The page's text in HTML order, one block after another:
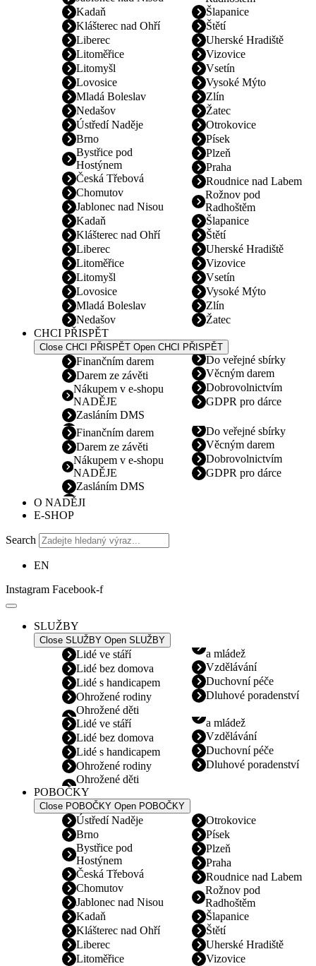
Kadaň
Klášterec nad Ohří
Liberec
Litoměřice
Litomyšl
Lovosice
Mladá Boleslav
Nedašov
Šlapanice
Štětí
Uherské Hradiště
Vizovice
Vsetín
Vysoké Mýto
Zlín
Žatec
Ústředí Naděje
Brno
Bystřice pod
Hostýnem
Česká Třebová
Chomutov
Jablonec nad Nisou
Kadaň
Klášterec nad Ohří
Liberec
Litoměřice
Litomyšl
Lovosice
Mladá Boleslav
Nedašov
Otrokovice
Písek
Plzeň
Praha
Roudnice nad Labem
Rožnov pod
Radhoštěm
Šlapanice
Štětí
Uherské Hradiště
Vizovice
Vsetín
Vysoké Mýto
Zlín
Žatec
CHCI PŘISPĚT
Close CHCI PŘISPĚT Open CHCI PŘISPĚT
Finančním darem
Darem ze závěti
Nákupem v e-shopu
NADĚJE
Zasláním DMS
Do veřejné sbírky
Věcným darem
Dobrovolnictvím
GDPR pro dárce
Finančním darem
Darem ze závěti
Nákupem v e-shopu
NADĚJE
Zasláním DMS
Do veřejné sbírky
Věcným darem
Dobrovolnictvím
GDPR pro dárce
O NADĚJI
E-SHOP
Search
EN
Instagram Facebook-f
SLUŽBY
Close SLUŽBY Open SLUŽBY
Lidé ve stáří
Lidé bez domova
Lidé s handicapem
Ohrožené rodiny
Ohrožené děti
a mládež
Vzdělávání
Duchovní péče
Dluhové poradenství
Lidé ve stáří
Lidé bez domova
Lidé s handicapem
Ohrožené rodiny
Ohrožené děti
a mládež
Vzdělávání
Duchovní péče
Dluhové poradenství
POBOČKY
Close POBOČKY Open POBOČKY
Ústředí Naděje
Brno
Bystřice pod
Hostýnem
Česká Třebová
Chomutov
Jablonec nad Nisou
Kadaň
Klášterec nad Ohří
Liberec
Litoměřice
Otrokovice
Písek
Plzeň
Praha
Roudnice nad Labem
Rožnov pod
Radhoštěm
Šlapanice
Štětí
Uherské Hradiště
Vizovice